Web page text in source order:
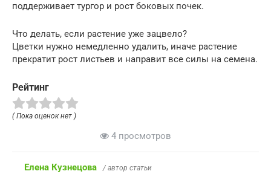
поддерживает тургор и рост боковых почек.
Что делать, если растение уже зацвело?
Цветки нужно немедленно удалить, иначе растение
прекратит рост листьев и направит все силы на семена.
Рейтинг
( Пока оценок нет )
4 просмотров
Елена Кузнецова / автор статьи